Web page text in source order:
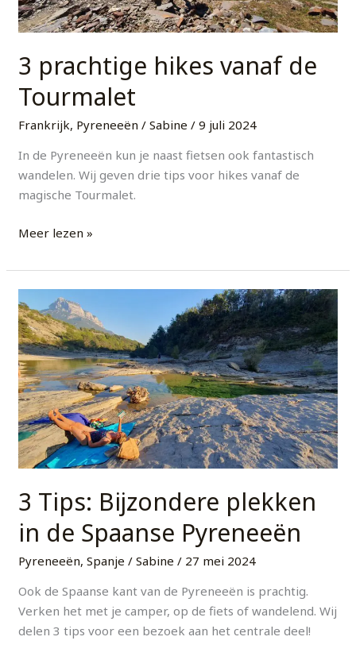
3 prachtige hikes vanaf de
Tourmalet
Frankrijk, Pyreneeën /Sabine/9 juli 2024
In de Pyreneeën kun je naast fietsen ook fantastisch
wandelen. Wij geven drie tips voor hikes vanaf de
magische Tourmalet.
Meer lezen »
3 Tips: Bijzondere plekken
in de Spaanse Pyreneeën
Pyreneeën,Spanje /Sabine/ 27 mei 2024
Ook de Spaanse kant van de Pyreneeën is prachtig.
Verken het met je camper, op de fiets of wandelend. Wij
delen 3 tips voor een bezoek aan het centrale deel!
Tips:
Bijzondere
plekken
in
de
Spaanse
Pyreneeën